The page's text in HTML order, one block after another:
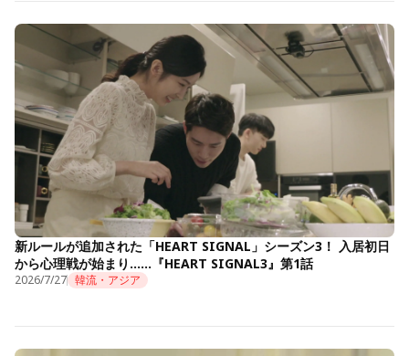
新ルールが追加された「HEART SIGNAL」シーズン3！ 入居初日
から心理戦が始まり……『HEART SIGNAL3』第1話
2026/7/27 韓流・アジア